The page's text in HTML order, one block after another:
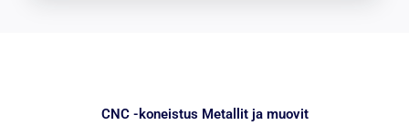
CNC -koneistus Metallit ja muovit